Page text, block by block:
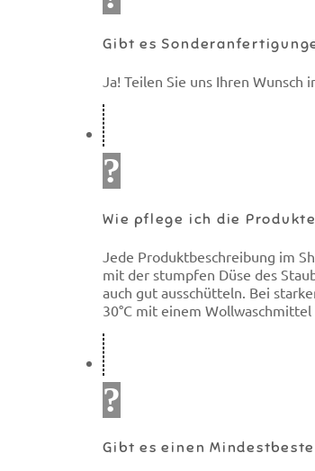
Gibt es
Ja! Teilen Sie uns Ihren
Wie pflege ich die
Jede Produktbeschreibung im
mit der stumpfen Düse des
auch gut ausschütteln. Bei
30°C mit einem
Gibt es einen